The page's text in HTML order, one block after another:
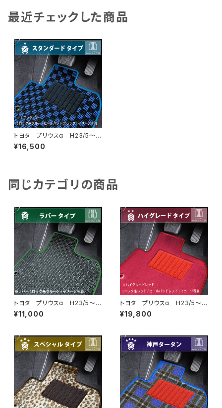
最近チェックした商品
トヨタ プリウスα H23/5〜R
3/3 40系 7人乗り フロア
マット一式 カーマット スタン
¥16,500
同じカテゴリの商品
トヨタ プリウスα H23/5〜R
3/3 40系 7人乗り フロア
マット一式 カーマット 防水
¥11,000
トヨタ プリウスα H23/5〜R
3/3 40系 7人乗り フロア
マット一式 カーマット ハイグ
¥19,800